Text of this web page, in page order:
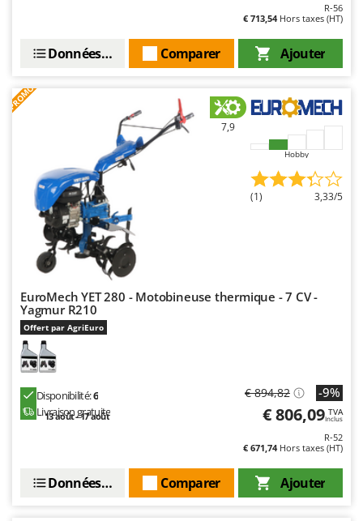
R-56
€ 713,54Hors taxes (HT)
Ajouter
Comparer
Données techniques
PROMO
7,9
Hobby
(1) 3,33/5
EuroMech YET 280 - Motobineuse thermique - 7 CV -
Yagmur R210
Offert par AgriEuro
Disponibilité:6
Livraison gratuite
13 août - 17 août
€ 894,82 -9%
€ 806,09 TVA
Inclus
R-52
€ 671,74Hors taxes (HT)
Ajouter
Comparer
Données techniques